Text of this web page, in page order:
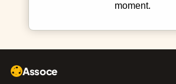
moment.
Assoce